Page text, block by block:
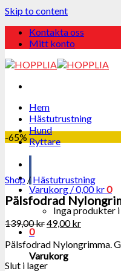
Skip to content
Kontakta oss
Mitt konto
Hem
Hästutrustning
Hund
Ryttare
Varukorg /0,00kr0
Inga produkter
0
Varukorg
-65%
Shop / Hästutrustning
Pälsfodrad
139,00kr49,00kr
Pälsfodrad Nylongrimma.
Slut i lager